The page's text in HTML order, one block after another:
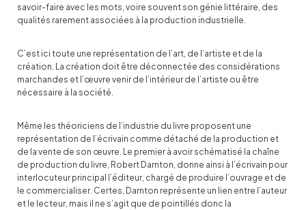
savoir-faire avec les mots, voire souvent son génie littéraire, des
qualités rarement associées à la production industrielle.
C’est ici toute une représentation de l’art, de l’artiste et de la
création. La création doit être déconnectée des considérations
marchandes et l’œuvre venir de l’intérieur de l’artiste ou être
nécessaire à la société.
Même les théoriciens de l’industrie du livre proposent une
représentation de l’écrivain comme détaché de la production et
de la vente de son œuvre. Le premier à avoir schématisé la chaîne
de production du livre, Robert Darnton, donne ainsi à l’écrivain pour
interlocuteur principal l’éditeur, chargé de produire l’ouvrage et de
le commercialiser. Certes, Darnton représente un lien entre l’auteur
et le lecteur, mais il ne s’agit que de pointillés donc la